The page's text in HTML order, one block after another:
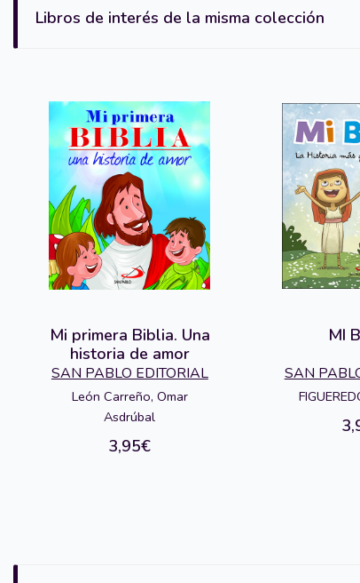
Libros de interés de la misma colección
Mi primera Biblia. Una
historia de amor
SAN PABLO EDITORIAL
León Carreño, Omar
Asdrúbal
3,95€
MI
SAN